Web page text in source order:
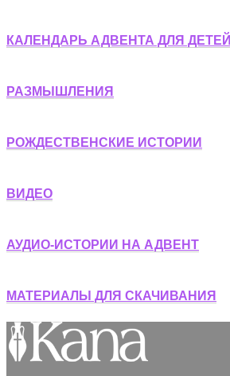
КАЛЕНДАРЬ АДВЕНТА ДЛЯ ДЕТЕЙ
РАЗМЫШЛЕНИЯ
РОЖДЕСТВЕНСКИЕ ИСТОРИИ
ВИДЕО
АУДИО-ИСТОРИИ НА АДВЕНТ
МАТЕРИАЛЫ ДЛЯ СКАЧИВАНИЯ